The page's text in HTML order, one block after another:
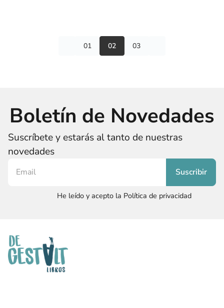
01 02 03
Boletín de Novedades
Suscríbete y estarás al tanto de nuestras
novedades
He leído y acepto la Política de privacidad